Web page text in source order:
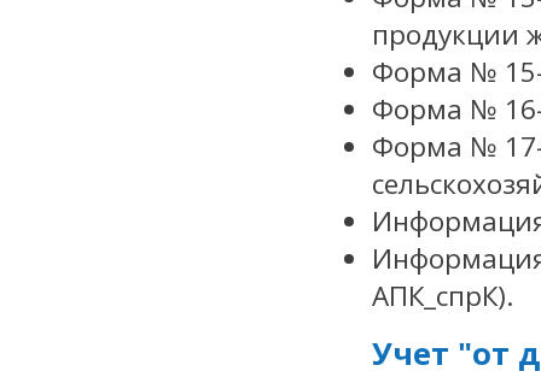
продукции
Форма №
Форма №
Форма №
АПК_спрК).
Учет "от